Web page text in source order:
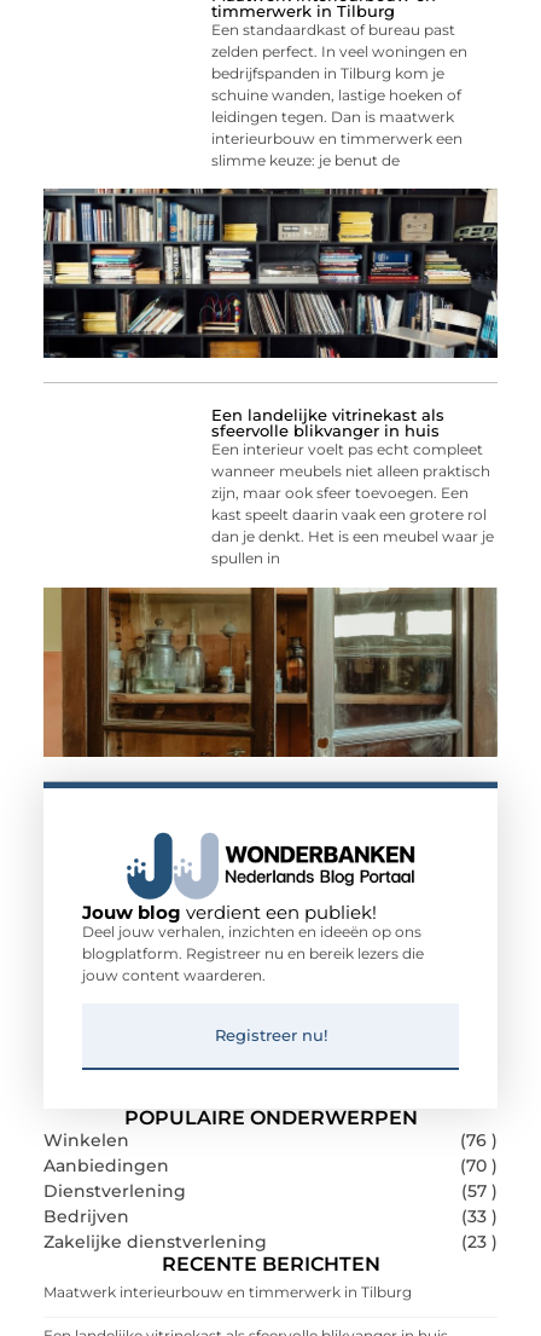
timmerwerk in Tilburg
Een standaardkast of bureau past
zelden perfect. In veel woningen en
bedrijfspanden in Tilburg kom je
schuine wanden, lastige hoeken of
leidingen tegen. Dan is maatwerk
interieurbouw en timmerwerk een
slimme keuze: je benut de
Een landelijke vitrinekast als
sfeervolle blikvanger in huis
Een interieur voelt pas echt compleet
wanneer meubels niet alleen praktisch
zijn, maar ook sfeer toevoegen. Een
kast speelt daarin vaak een grotere rol
dan je denkt. Het is een meubel waar je
spullen in
POPULAIRE ONDERWERPEN
Winkelen
(76 )
Aanbiedingen
(70 )
Dienstverlening
(57 )
Bedrijven
(33 )
Zakelijke dienstverlening
(23 )
RECENTE BERICHTEN
Maatwerk interieurbouw en timmerwerk in Tilburg
Jouw blog verdient een publiek!
Deel jouw verhalen, inzichten en ideeën op ons
blogplatform. Registreer nu en bereik lezers die
jouw content waarderen.
Registreer nu!